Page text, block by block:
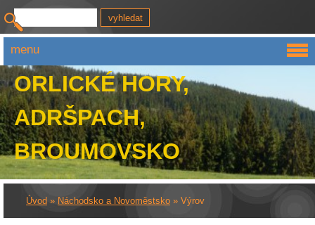
ORLICKÉ HORY,
ADRŠPACH,
BROUMOVSKO
Úvod » Náchodsko a Novoměstsko » Výrov
menu